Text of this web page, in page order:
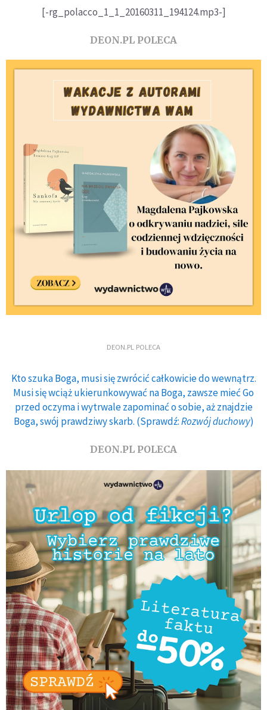
[-rg_polacco_1_1_20160311_194124.mp3-]
DEON.PL POLECA
DEON.PL POLECA
Kto szuka Boga, musi się zwrócić całkowicie do wewnątrz.
Musi się wciąż ukierunkowywać na Boga, zawsze mieć Go
przed oczyma i wytrwale zapominać o sobie, aż znajdzie
Boga, swój prawdziwy skarb. (Sprawdź:Rozwój duchowy)
DEON.PL POLECA